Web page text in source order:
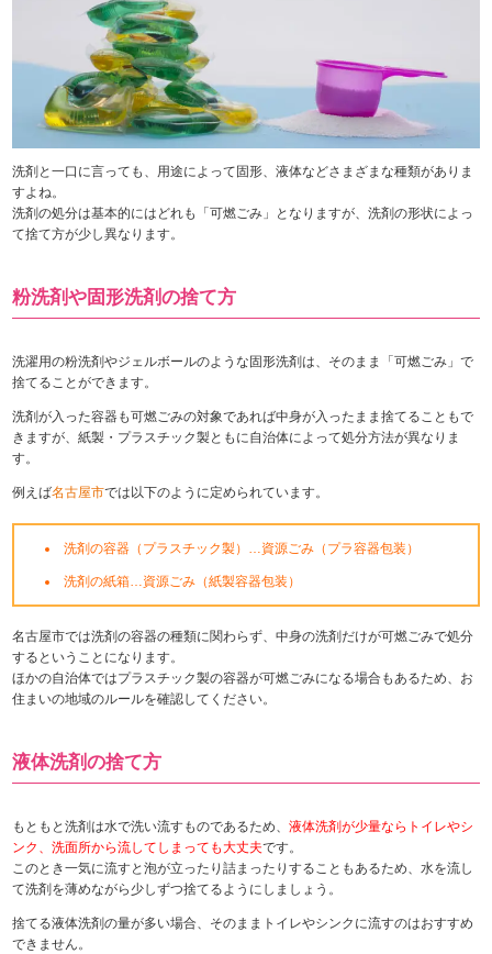
洗剤と一口に言っても、用途によって固形、液体などさまざまな種類がありま
すよね。
洗剤の処分は基本的にはどれも「可燃ごみ」となりますが、洗剤の形状によっ
て捨て方が少し異なります。
粉洗剤や固形洗剤の捨て方
洗濯用の粉洗剤やジェルボールのような固形洗剤は、そのまま「可燃ごみ」で
捨てることができます。
洗剤が入った容器も可燃ごみの対象であれば中身が入ったまま捨てることもで
きますが、紙製・プラスチック製ともに自治体によって処分方法が異なりま
す。
例えば名古屋市では以下のように定められています。
洗剤の容器（プラスチック製）…資源ごみ（プラ容器包装）
洗剤の紙箱…資源ごみ（紙製容器包装）
名古屋市では洗剤の容器の種類に関わらず、中身の洗剤だけが可燃ごみで処分
するということになります。
ほかの自治体ではプラスチック製の容器が可燃ごみになる場合もあるため、お
住まいの地域のルールを確認してください。
液体洗剤の捨て方
もともと洗剤は水で洗い流すものであるため、液体洗剤が少量ならトイレやシ
ンク、洗面所から流してしまっても大丈夫です。
このとき一気に流すと泡が立ったり詰まったりすることもあるため、水を流し
て洗剤を薄めながら少しずつ捨てるようにしましょう。
捨てる液体洗剤の量が多い場合、そのままトイレやシンクに流すのはおすすめ
できません。